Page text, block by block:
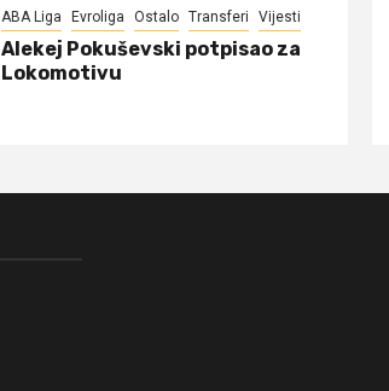
ABA Liga Evroliga Ostalo Transferi Vijesti
Alekej Pokuševski potpisao za
Lokomotivu